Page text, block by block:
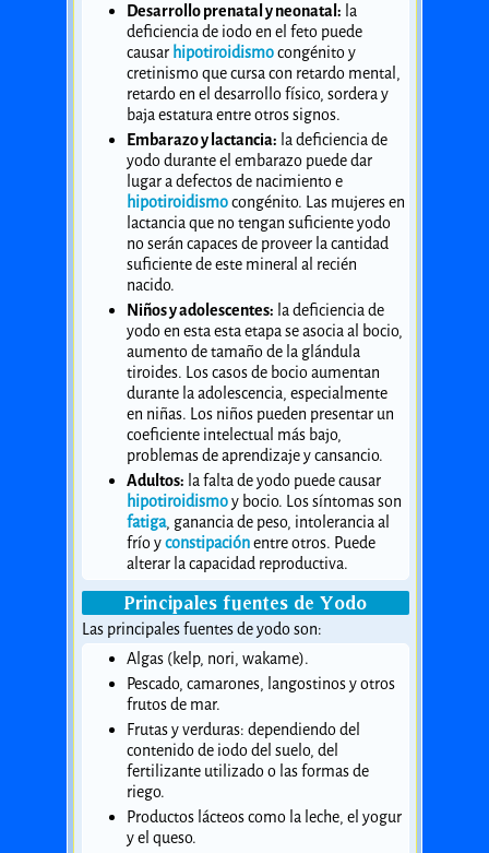
Desarrollo prenatal y neonatal: la
deficiencia de iodo en el feto puede
causar hipotiroidismocongénito y
cretinismo que cursa con retardo mental,
retardo en el desarrollo físico, sordera y
baja estatura entre otros signos.
Embarazo y lactancia: la deficiencia de
yodo durante el embarazo puede dar
lugar a defectos de nacimiento e
hipotiroidismocongénito. Las mujeres en
lactancia que no tengan suficiente yodo
no serán capaces de proveer la cantidad
suficiente de este mineral al recién
nacido.
Niños y adolescentes: la deficiencia de
yodo en esta esta etapa se asocia al bocio,
aumento de tamaño de la glándula
tiroides. Los casos de bocio aumentan
durante la adolescencia, especialmente
en niñas. Los niños pueden presentar un
coeficiente intelectual más bajo,
problemas de aprendizaje y cansancio.
Adultos: la falta de yodo puede causar
hipotiroidismoy bocio. Los síntomas son
fatiga, ganancia de peso, intolerancia al
frío yconstipaciónentre otros. Puede
alterar la capacidad reproductiva.
Principales fuentes de Yodo
Las principales fuentes de yodo son:
Algas (kelp, nori, wakame).
Pescado, camarones, langostinos y otros
frutos de mar.
Frutas y verduras: dependiendo del
contenido de iodo del suelo, del
fertilizante utilizado o las formas de
riego.
Productos lácteos como la leche, el yogur
y el queso.